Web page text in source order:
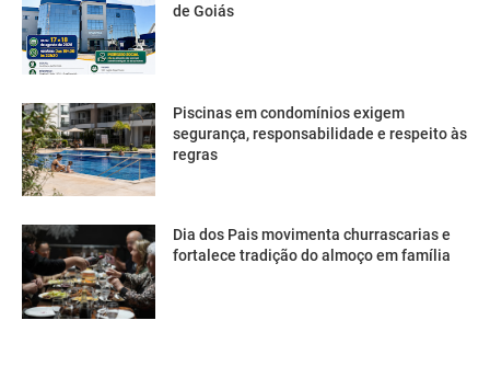
de Goiás
Piscinas em condomínios exigem
segurança, responsabilidade e respeito às
regras
Dia dos Pais movimenta churrascarias e
fortalece tradição do almoço em família